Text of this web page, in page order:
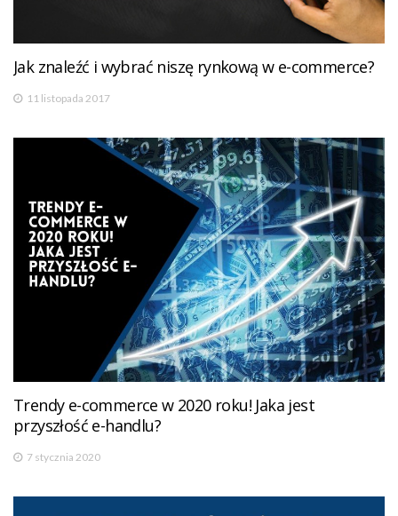
Jak znaleźć i wybrać niszę rynkową w e-commerce?
11 listopada 2017
Trendy e-commerce w 2020 roku! Jaka jest
przyszłość e-handlu?
7 stycznia 2020